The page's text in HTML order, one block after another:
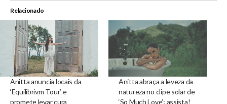
Relacionado
Anitta anuncia locais da
‘Equilibrivm Tour’ e
promete levar cura
Anitta abraça a leveza da
natureza no clipe solar de
‘So Much Love’; assista!